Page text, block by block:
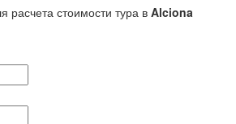
расчета стоимости тура в Alciona